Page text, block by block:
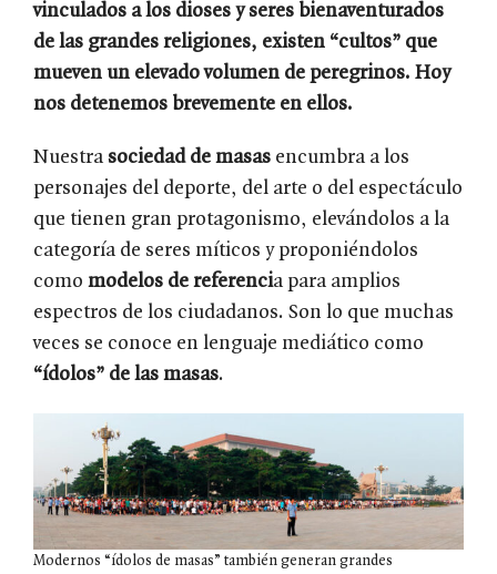
vinculados a los dioses y seres bienaventurados
de las grandes religiones, existen “cultos” que
mueven un elevado volumen de peregrinos. Hoy
nos detenemos brevemente en ellos.
Nuestra sociedad de masas encumbra a los
personajes del deporte, del arte o del espectáculo
que tienen gran protagonismo, elevándolos a la
categoría de seres míticos y proponiéndolos
como modelos de referencia para amplios
espectros de los ciudadanos. Son lo que muchas
veces se conoce en lenguaje mediático como
“ídolos” de las masas.
Modernos “ídolos de masas” también generan grandes